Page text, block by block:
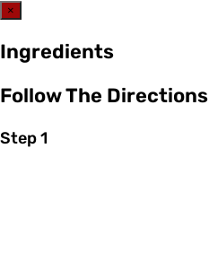
×
Ingredients
Follow The Directions
Step 1